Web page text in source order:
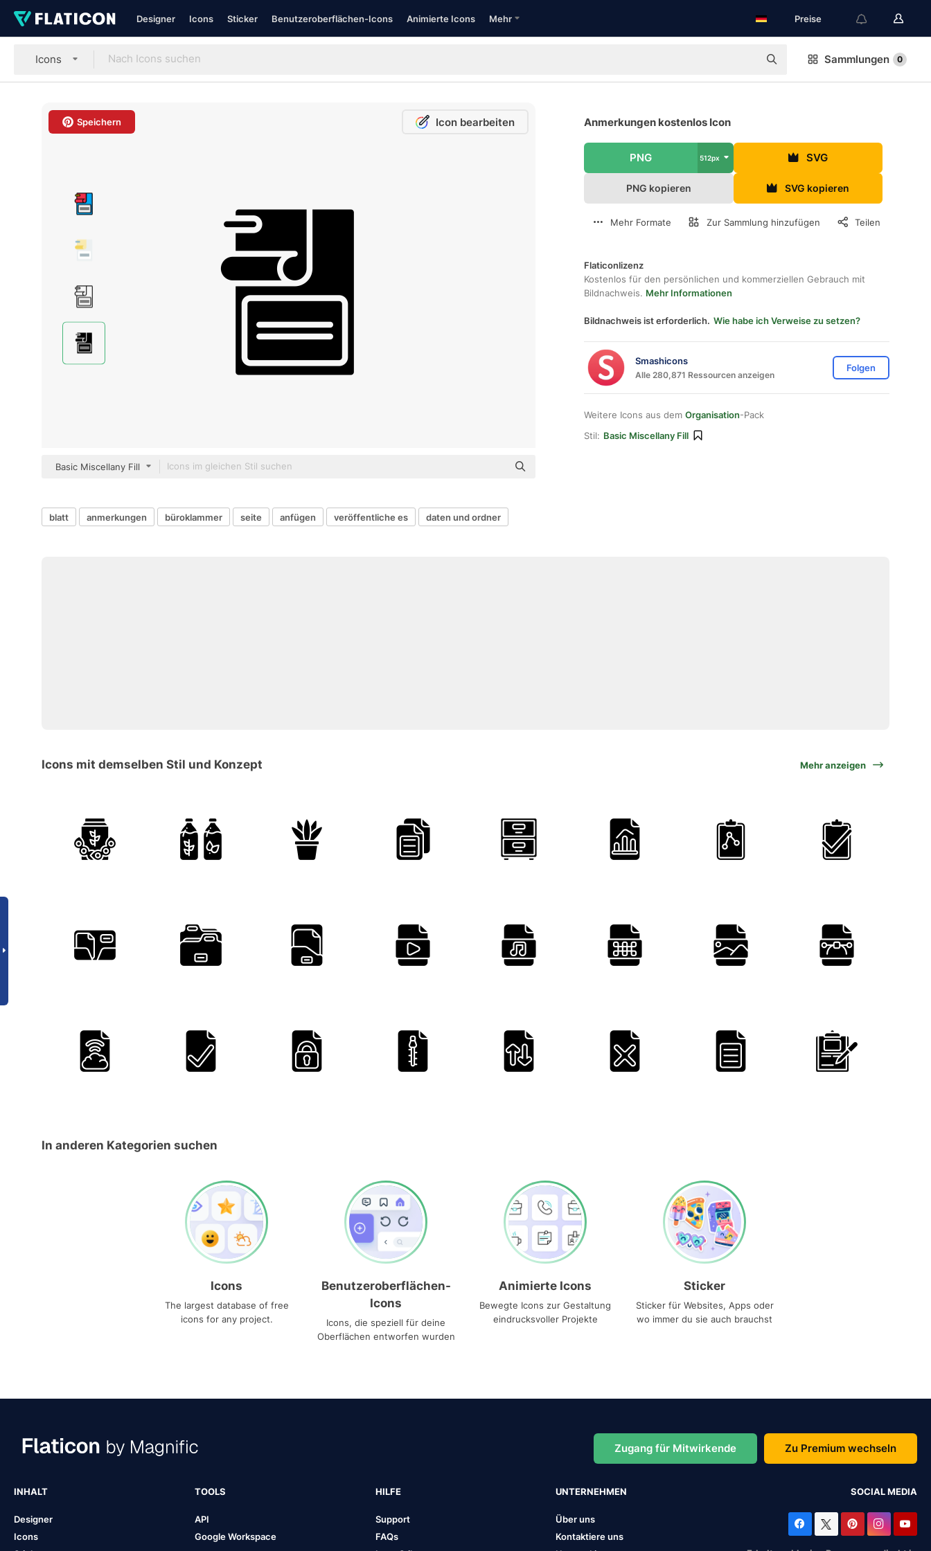
Designer Icons Sticker Benutzeroberflächen-Icons Animierte Icons Mehr Preise
Icons Sammlungen 0
Speichern Icon bearbeiten
Basic Miscellany Fill
Anmerkungen kostenlos Icon
PNG 512px SVG
PNG kopieren SVG kopieren
Mehr Formate Zur Sammlung hinzufügen Teilen
Flaticonlizenz
Kostenlos für den persönlichen und kommerziellen Gebrauch mit
Bildnachweis. Mehr Informationen
Bildnachweis ist erforderlich. Wie habe ich Verweise zu setzen?
Smashicons
Alle 280,871 Ressourcen anzeigen
Folgen
Weitere Icons aus dem Organisation-Pack
Stil: Basic Miscellany Fill
blatt anmerkungen büroklammer seite anfügen veröffentliche es daten und ordner
Icons mit demselben Stil und Konzept Mehr anzeigen
In anderen Kategorien suchen
Icons
The largest database of free
icons for any project.
Benutzeroberflächen-
Icons
Icons, die speziell für deine
Oberflächen entworfen wurden
Animierte Icons
Bewegte Icons zur Gestaltung
eindrucksvoller Projekte
Sticker
Sticker für Websites, Apps oder
wo immer du sie auch brauchst
Zugang für Mitwirkende Zu Premium wechseln
INHALT
Designer
Icons
TOOLS
API
Google Workspace
HILFE
Support
FAQs
UNTERNEHMEN
Über uns
Kontaktiere uns
SOCIAL MEDIA